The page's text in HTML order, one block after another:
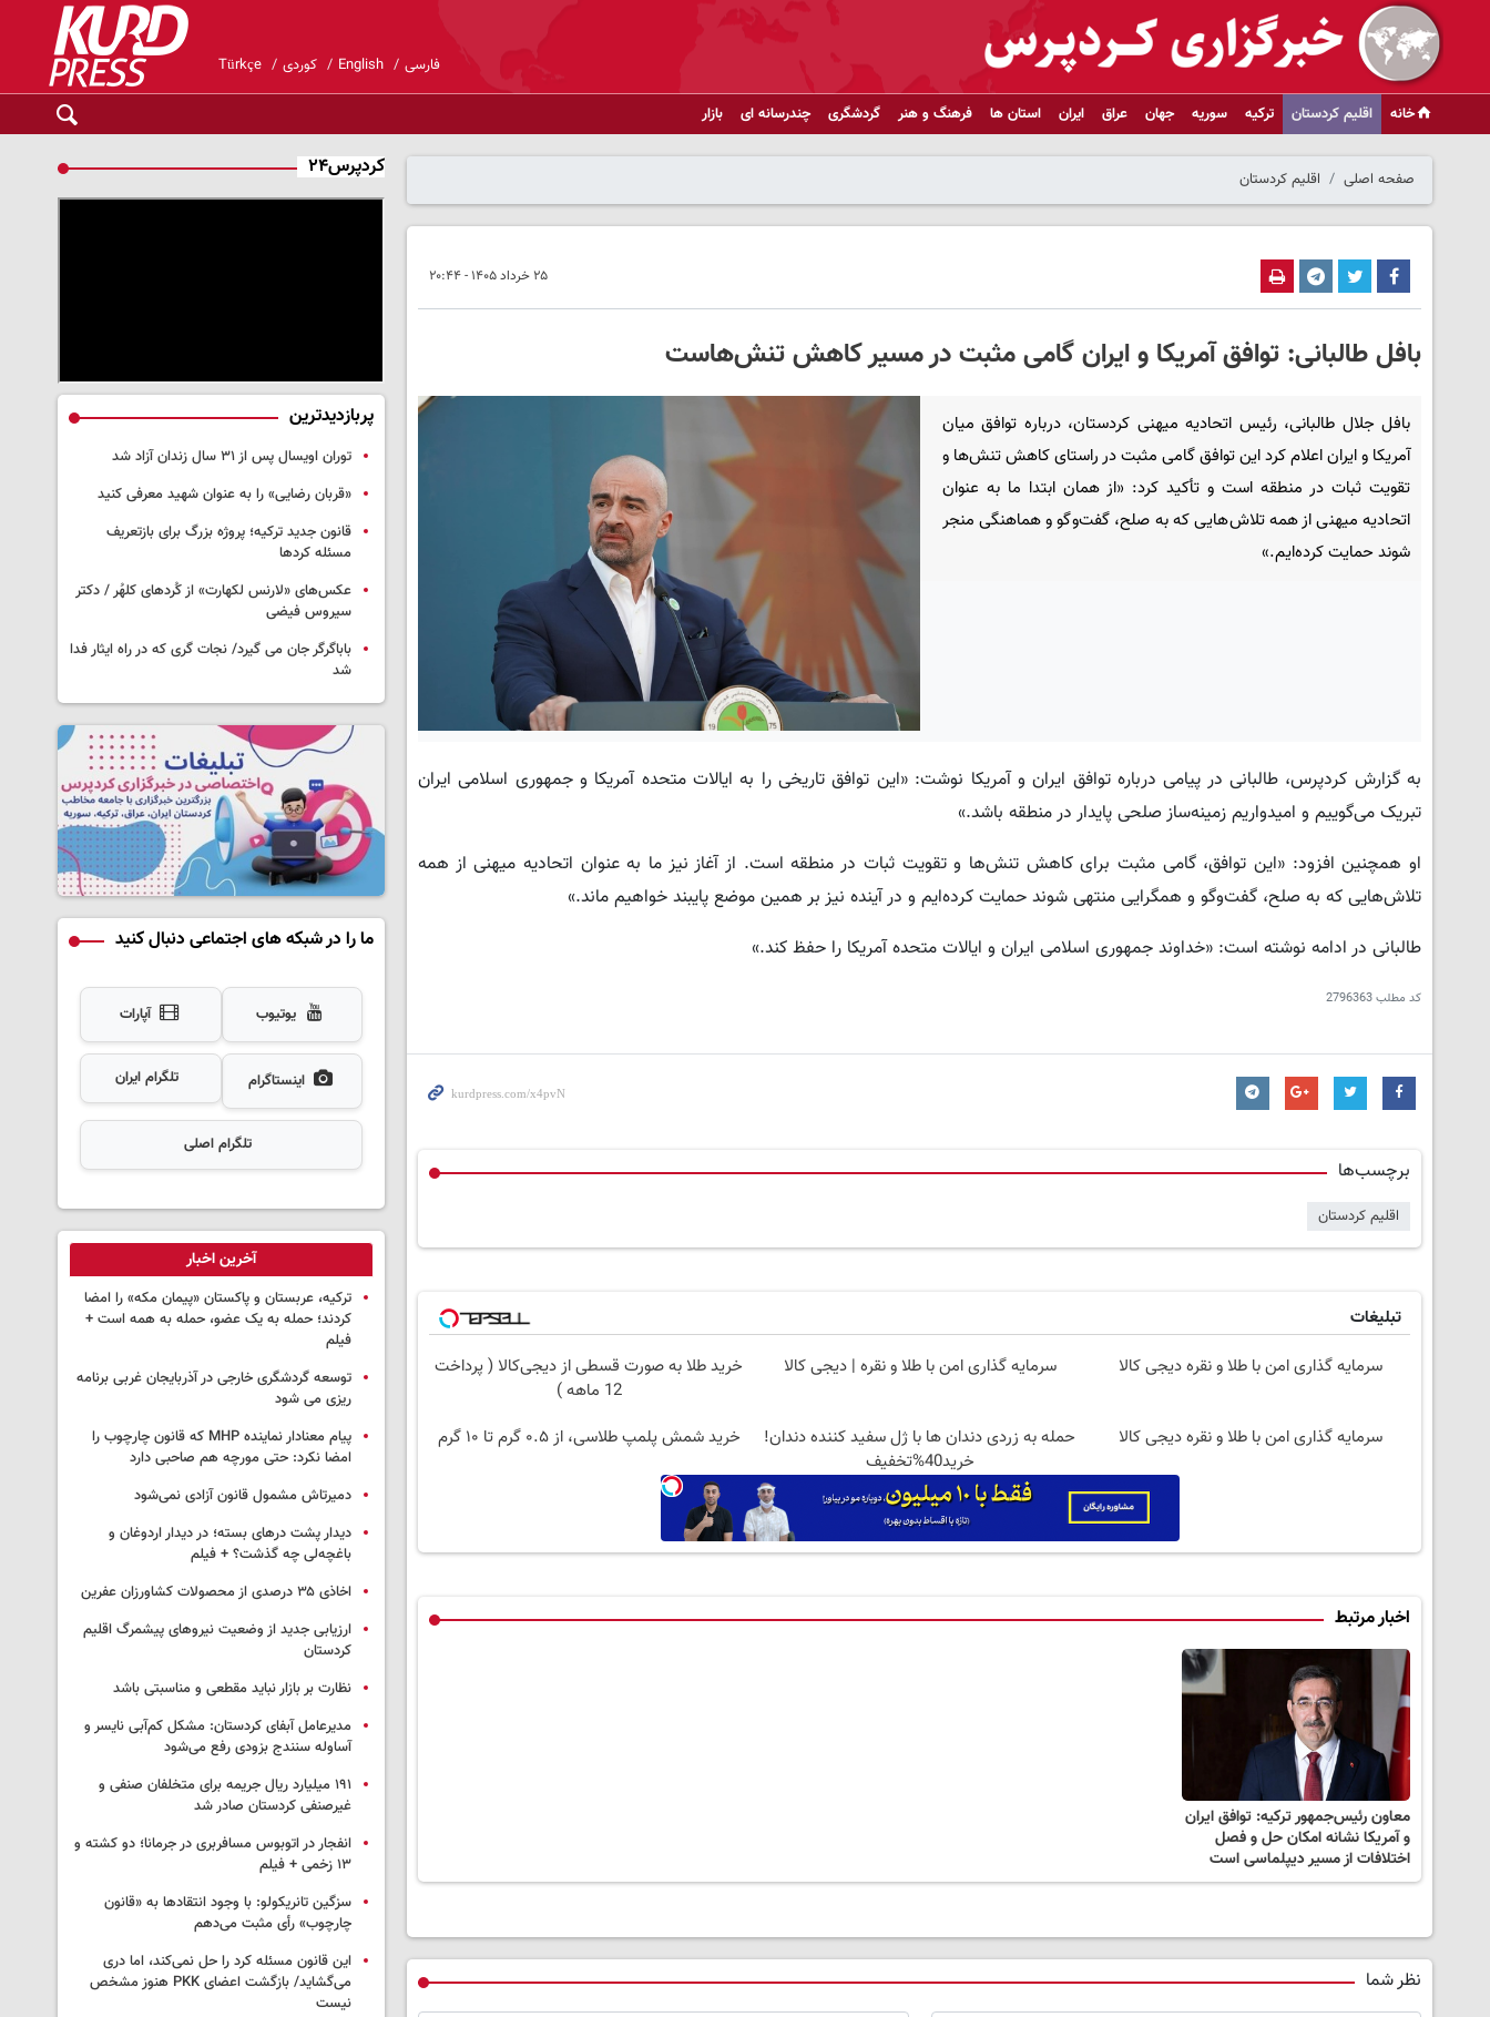
فارسی English کوردی Türkçe
خانه اقلیم کردستان ترکیه سوریه جهان عراق ایران استان ها فرهنگ و هنر گردشگری چندرسانه ای بازار
صفحه اصلی اقلیم کردستان
۲۵ خرداد ۱۴۰۵ - ۲۰:۴۴
بافل طالبانی: توافق آمریکا و ایران گامی مثبت در مسیر کاهش تنش‌هاست
بافل جلال طالبانی، رئیس اتحادیه میهنی کردستان، درباره توافق میان
آمریکا و ایران اعلام کرد این توافق گامی مثبت در راستای کاهش تنش‌ها و
تقویت ثبات در منطقه است و تأکید کرد: «از همان ابتدا ما به عنوان
اتحادیه میهنی از همه تلاش‌هایی که به صلح، گفت‌وگو و هماهنگی منجر
شوند حمایت کرده‌ایم.»
به گزارش کردپرس، طالبانی در پیامی درباره توافق ایران و آمریکا نوشت: «این توافق تاریخی را به ایالات متحده آمریکا و جمهوری اسلامی ایران
تبریک می‌گوییم و امیدواریم زمینه‌ساز صلحی پایدار در منطقه باشد.»
او همچنین افزود: «این توافق، گامی مثبت برای کاهش تنش‌ها و تقویت ثبات در منطقه است. از آغاز نیز ما به عنوان اتحادیه میهنی از همه
تلاش‌هایی که به صلح، گفت‌وگو و همگرایی منتهی شوند حمایت کرده‌ایم و در آینده نیز بر همین موضع پایبند خواهیم ماند.»
طالبانی در ادامه نوشته است: «خداوند جمهوری اسلامی ایران و ایالات متحده آمریکا را حفظ کند.»
کد مطلب2796363
برچسب‌ها
اقلیم کردستان
تبلیغات
سرمایه گذاری امن با طلا و نقره دیجی کالا
سرمایه گذاری امن با طلا و نقره | دیجی کالا
خرید طلا به صورت قسطی از دیجی‌کالا ( پرداخت
12 ماهه )
سرمایه گذاری امن با طلا و نقره دیجی کالا
حمله به زردی دندان ها با ژل سفید کننده دندان!
خرید40%تخفیف
خرید شمش پلمپ طلاسی، از ۰.۵ گرم تا ۱۰ گرم
اخبار مرتبط
معاون رئیس‌جمهور ترکیه: توافق ایران
و آمریکا نشانه امکان حل و فصل
اختلافات از مسیر دیپلماسی است
نظر شما
کردپرس۲۴
پربازدیدترین
توران اویسال پس از ۳۱ سال زندان آزاد شد
«قربان رضایی» را به عنوان شهید معرفی کنید
قانون جدید ترکیه؛ پروژه بزرگ‌ برای بازتعریف
مسئله کردها
عکس‌های «لارنس لکهارت» از کُردهای کلهُر / دکتر
سیروس فیضی
باباگرگر جان می گیرد/ نجات گری که در راه ایثار فدا
شد
ما را در شبکه های اجتماعی دنبال کنید
یوتیوب آپارات
اینستاگرام تلگرام ایران
تلگرام اصلی
آخرین اخبار
ترکیه، عربستان و پاکستان «پیمان مکه» را امضا
کردند؛ حمله به یک عضو، حمله به همه است +
فیلم
توسعه گردشگری خارجی در آذربایجان غربی برنامه
ریزی می شود
پیام معنادار نماینده MHP که قانون چارچوب را
امضا نکرد: حتی مورچه هم صاحبی دارد
دمیرتاش مشمول قانون آزادی نمی‌شود
دیدار پشت درهای بسته؛ در دیدار اردوغان و
باغچه‌لی چه گذشت؟ + فیلم
اخاذی ۳۵ درصدی از محصولات کشاورزان عفرین
ارزیابی جدید از وضعیت نیروهای پیشمرگ اقلیم
کردستان
نظارت بر بازار نباید مقطعی و مناسبتی باشد
مدیرعامل آبفای کردستان: مشکل کم‌آبی نایسر و
آساوله سنندج بزودی رفع می‌شود
۱۹۱ میلیارد ریال جریمه برای متخلفان صنفی و
غیرصنفی کردستان صادر شد
انفجار در اتوبوس مسافربری در جرمانا؛ دو کشته و
۱۳ زخمی + فیلم
سزگین تانریکولو: با وجود انتقادها به «قانون
چارچوب» رأی مثبت می‌دهم
این قانون مسئله کرد را حل نمی‌کند، اما دری
می‌گشاید/ بازگشت اعضای PKK هنوز مشخص
نیست